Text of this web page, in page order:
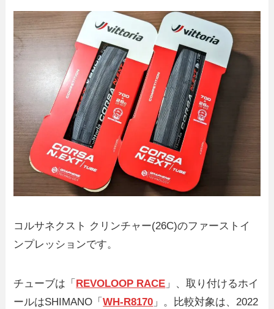
コルサネクスト クリンチャー(26C)のファーストイ
ンプレッションです。
チューブは「 REVOLOOP RACE 」、取り付けるホイ
ールはSHIMANO「WH-R8170 」。比較対象は、2022